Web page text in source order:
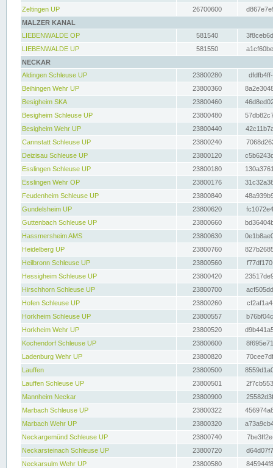
Zeltingen UP
26700600
MALZER KANAL
LIEBENWALDE OP
581540
LIEBENWALDE UP
581550
NECKAR
Aldingen Schleuse UP
23800280
Beihingen Wehr UP
23800360
Besigheim SKA
23800460
Besigheim Schleuse UP
23800480
Besigheim Wehr UP
23800440
Cannstatt Schleuse UP
23800240
Deizisau Schleuse UP
23800120
Esslingen Schleuse UP
23800180
Esslingen Wehr OP
23800176
Feudenheim Schleuse UP
23800840
Gundelsheim UP
23800620
Guttenbach Schleuse UP
23800660
Hassmersheim AMS
23800630
Heidelberg UP
23800760
Heilbronn Schleuse UP
23800560
Hessigheim Schleuse UP
23800420
Hirschhorn Schleuse UP
23800700
Hofen Schleuse UP
23800260
Horkheim Schleuse UP
23800557
Horkheim Wehr UP
23800520
Kochendorf Schleuse UP
23800600
Ladenburg Wehr UP
23800820
Lauffen
23800500
Lauffen Schleuse UP
23800501
Mannheim Neckar
23800900
Marbach Schleuse UP
23800322
Marbach Wehr UP
23800320
Neckargemünd Schleuse UP
23800740
Neckarsteinach Schleuse UP
23800720
Neckarsulm Wehr UP
23800580